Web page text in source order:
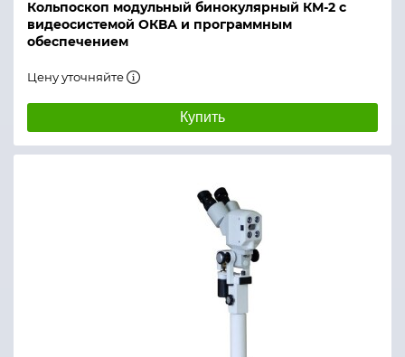
Кольпоскоп модульный бинокулярный КМ-2 с
видеосистемой ОКВА и программным
обеспечением
Цену уточняйте
Купить